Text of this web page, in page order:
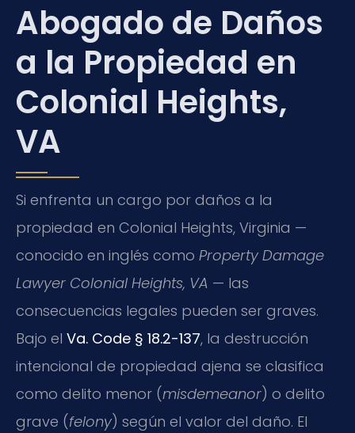
Abogado de Daños
a la Propiedad en
Colonial Heights,
VA
Si enfrenta un cargo por daños a la
propiedad en Colonial Heights, Virginia —
conocido en inglés como Property Damage
Lawyer Colonial Heights, VA — las
consecuencias legales pueden ser graves.
Bajo el Va. Code § 18.2-137, la destrucción
intencional de propiedad ajena se clasifica
como delito menor (misdemeanor) o delito
grave (felony) según el valor del daño. El